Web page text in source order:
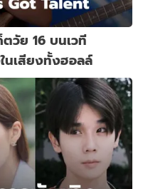
วัย 16 บนเวที
นเสียงทั้งฮอลล์